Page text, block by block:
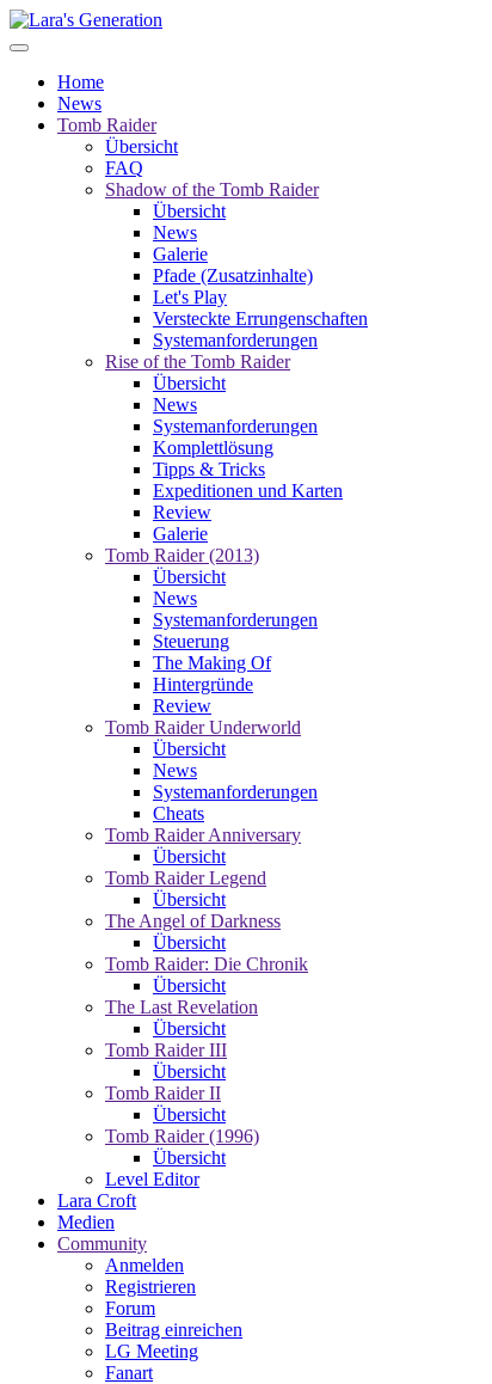
Home
News
Tomb Raider
Übersicht
FAQ
Shadow of the Tomb Raider
Übersicht
News
Galerie
Pfade (Zusatzinhalte)
Let's Play
Versteckte Errungenschaften
Systemanforderungen
Rise of the Tomb Raider
Übersicht
News
Systemanforderungen
Komplettlösung
Tipps & Tricks
Expeditionen und Karten
Review
Galerie
Tomb Raider (2013)
Übersicht
News
Systemanforderungen
Steuerung
The Making Of
Hintergründe
Review
Tomb Raider Underworld
Übersicht
News
Systemanforderungen
Cheats
Tomb Raider Anniversary
Übersicht
Tomb Raider Legend
Übersicht
The Angel of Darkness
Übersicht
Tomb Raider: Die Chronik
Übersicht
The Last Revelation
Übersicht
Tomb Raider III
Übersicht
Tomb Raider II
Übersicht
Tomb Raider (1996)
Übersicht
Level Editor
Lara Croft
Medien
Community
Anmelden
Registrieren
Forum
Beitrag einreichen
LG Meeting
Fanart